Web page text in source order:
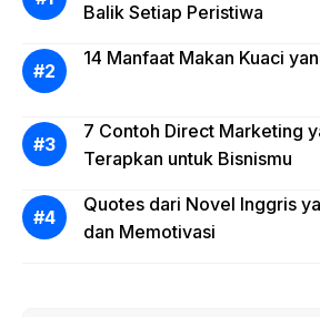
Balik Setiap Peristiwa
14 Manfaat Makan Kuaci
7 Contoh Direct Marketing
Terapkan untuk Bisnismu
Quotes dari Novel Inggris
dan Memotivasi